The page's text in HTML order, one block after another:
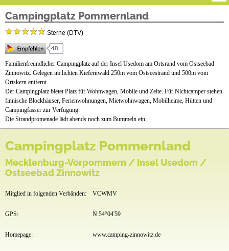
Platzdaten
Stellplätze
Mietobjekte
Preise & Prospekte
Anfahrt
Videos
Campingplatz Pommernland
Sterne (DTV)
Familienfreundlicher Campingplatz auf der Insel Usedom am Ortsrand vom Ostseebad
Zinnowitz. Gelegen im lichten Kiefernwald 250m vom Ostseestrand und 500m vom
Ortskern entfernt.
Der Campingplatz bietet Platz für Wohnwagen, Mobile und Zelte. Für Nichtcamper stehen
finnische Blockhäuser, Ferienwohnungen, Mietwohnwagen, Mobilheime, Hütten und
Campingfässer zur Verfügung.
Die Strandpromenade lädt abends noch zum Bummeln ein.
Campingplatz Pommernland
Mecklenburg-Vorpommern / Insel Usedom /
Ostseebad Zinnowitz
Mitglied in folgenden Verbänden: VCWMV
GPS: N:54°04'59
Homepage: www.camping-zinnowitz.de